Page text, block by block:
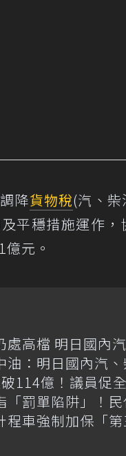
降貨物稅(汽、
平穩措施運作
元。
處高檔 明日國內
油：明日國內汽
114億！議員促
「罰單陷阱」！
程車強制加保「